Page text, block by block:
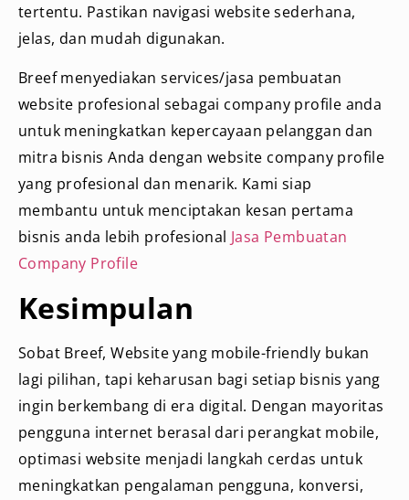
tertentu. Pastikan navigasi website sederhana,
jelas, dan mudah digunakan.
Breef menyediakan services/jasa pembuatan
website profesional sebagai company profile anda
untuk meningkatkan kepercayaan pelanggan dan
mitra bisnis Anda dengan website company profile
yang profesional dan menarik. Kami siap
membantu untuk menciptakan kesan pertama
bisnis anda lebih profesional Jasa Pembuatan
Company Profile
Kesimpulan
Sobat Breef, Website yang mobile-friendly bukan
lagi pilihan, tapi keharusan bagi setiap bisnis yang
ingin berkembang di era digital. Dengan mayoritas
pengguna internet berasal dari perangkat mobile,
optimasi website menjadi langkah cerdas untuk
meningkatkan pengalaman pengguna, konversi,